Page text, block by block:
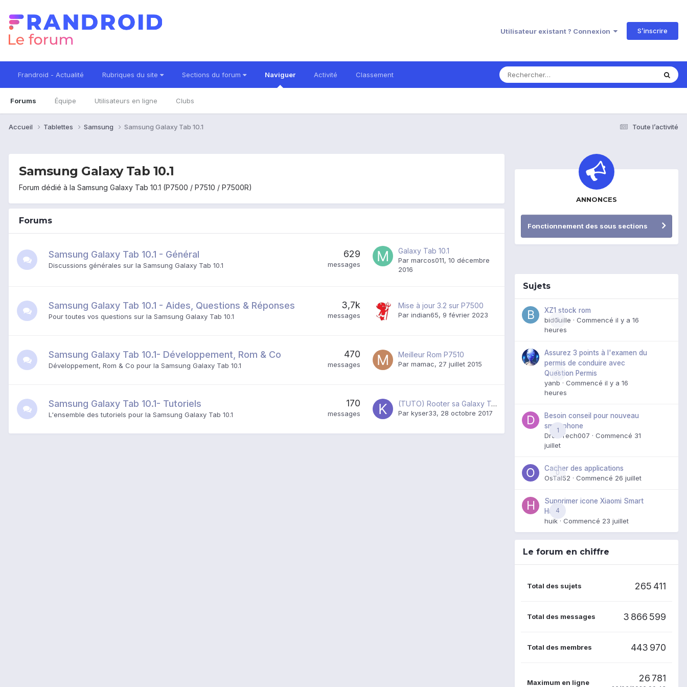
Utilisateur existant ? Connexion S’inscrire
Frandroid - Actualité Rubriques du site Sections du forum Naviguer
Forums Équipe Utilisateurs en ligne Clubs
Activité Classement
Toute l’activité
Accueil Tablettes Samsung Samsung Galaxy Tab 10.1
Samsung Galaxy Tab 10.1
Forum dédié à la Samsung Galaxy Tab 10.1 (P7500 / P7510 / P7500R)
Forums
Samsung Galaxy Tab 10.1 - Général
Discussions générales sur la Samsung Galaxy Tab 10.1
629
messages
Galaxy Tab 10.1
Par marcos011, 10 décembre
2016
Samsung Galaxy Tab 10.1 - Aides, Questions & Réponses
Pour toutes vos questions sur la Samsung Galaxy Tab 10.1
3,7k
messages
Mise à jour 3.2 sur P7500
Par indian65, 9 février 2023
Samsung Galaxy Tab 10.1- Développement, Rom & Co
Développement, Rom & Co pour la Samsung Galaxy Tab 10.1
470
messages
Meilleur Rom P7510
Par mamac, 27 juillet 2015
Samsung Galaxy Tab 10.1- Tutoriels
L'ensemble des tutoriels pour la Samsung Galaxy Tab 10.1
170
messages
(TUTO) Rooter sa Galaxy Tab 10.1 version Wifi
Par kyser33, 28 octobre 2017
ANNONCES
Fonctionnement des sous sections
Sujets
0
XZ1 stock rom
bid0uille · Commencé il y a 16
heures
0
Assurez 3 points à l'examen du
permis de conduire avec
Question Permis
yanb · Commencé il y a 16
heures
1
Besoin conseil pour nouveau
smartphone
DroidTech007 · Commencé 31
juillet
0
Cacher des applications
OsTal52 · Commencé 26 juillet
4
Supprimer icone Xiaomi Smart
Hub
huik · Commencé 23 juillet
Le forum en chiffre
Total des sujets 265 411
Total des messages 3 866 599
Total des membres 443 970
Maximum en ligne 26 781